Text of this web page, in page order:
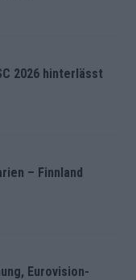
2026 hinterlässt
– Finnland
Eurovision-